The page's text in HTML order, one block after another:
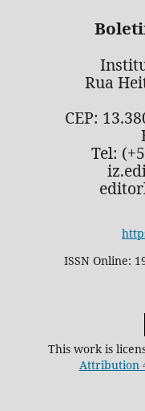
Rua
CEP:
Tel:
ISSN Online:
This work is
Attribution